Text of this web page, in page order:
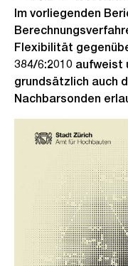
Im vorliegenden
Flexibilität
384/6:2010 aufweist
grundsätzlich auch
Nachbarsonden